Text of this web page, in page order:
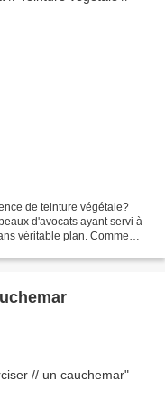
de teinture végétale?
d'avocats ayant servi à
véritable plan. Comme